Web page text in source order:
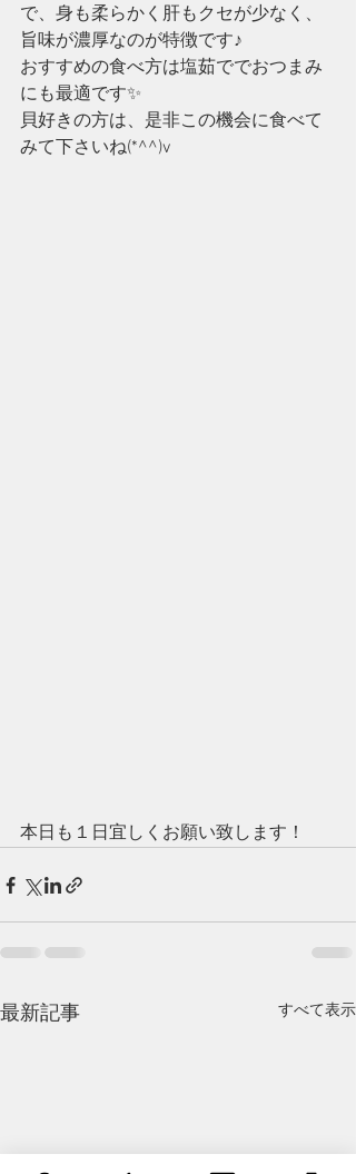
で、身も柔らかく肝もクセが少なく、
旨味が濃厚なのが特徴です♪
おすすめの食べ方は塩茹ででおつまみ
にも最適です✨
貝好きの方は、是非この機会に食べて
みて下さいね(*^^)v
本日も１日宜しくお願い致します！
最新記事 すべて表示